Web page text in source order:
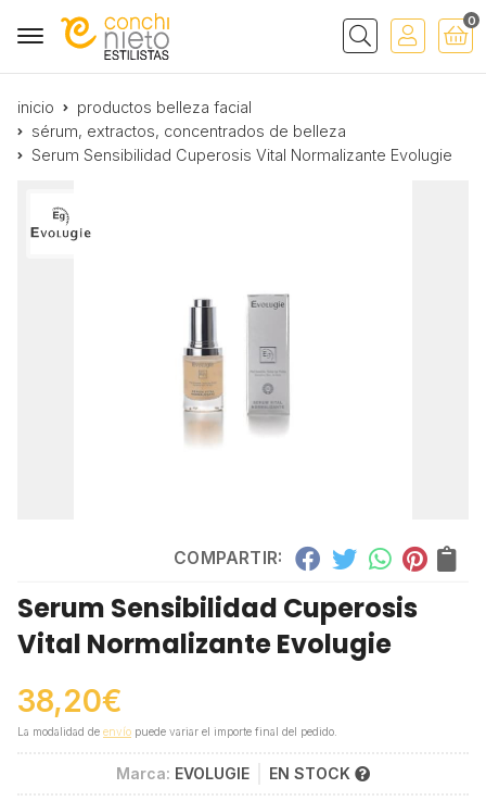
Buscar
0
inicio
productos belleza facial
sérum, extractos, concentrados de belleza
Serum Sensibilidad Cuperosis Vital Normalizante Evolugie
COMPARTIR:
Serum Sensibilidad Cuperosis
Vital Normalizante Evolugie
38,20€
La modalidad de envío puede variar el importe final del pedido.
Marca: EVOLUGIE EN STOCK